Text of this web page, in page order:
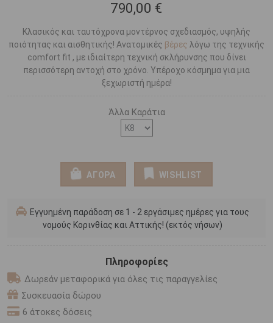
790,00 €
Κλασικός και ταυτόχρονα μοντέρνος σχεδιασμός, υψηλής
ποιότητας και αισθητικής! Ανατομικές βέρες λόγω της τεχνικής
comfort fit , με ιδιαίτερη τεχνική σκλήρυνσης που δίνει
περισσότερη αντοχή στο χρόνο. Υπέροχο κόσμημα για μια
ξεχωριστή ημέρα!
Άλλα Καράτια
ΑΓΟΡΑ WISHLIST
Εγγυημένη παράδοση σε 1 - 2 εργάσιμες ημέρες για τους
νομούς Κορινθίας και Αττικής! (εκτός νήσων)
Πληροφορίες
Δωρεάν μεταφορικά για όλες τις παραγγελίες
Συσκευασία δώρου
6 άτοκες δόσεις